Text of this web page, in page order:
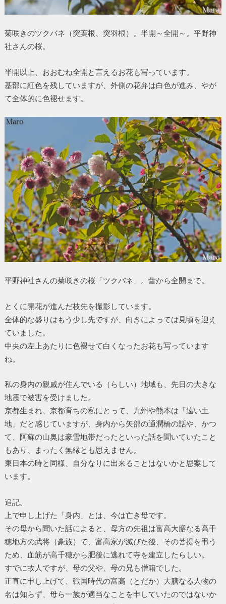
菊咲きのツクバネ（突葉根、突羽根）。半開～全開～。平野神
社さんの桜。
半開以上、おおむね全開と言えるお花も写っています。
基部に紅色を残していますが、外側の花弁は白色が進み、やが
て全体的に色褪せます。
平野神社さんの菊咲きの桜「ツクバネ」。蕾から全開まで。
とくに開花が進んだ枝先を撮影しています。
全体的な盛りはもう少し先ですが、向きによっては見頃を迎え
ていました。
中央の左上あたりに色褪せて白くなったお花も写っています
ね。
私の身内の親戚が住んでいる（らしい）地域も、先日の大きな
地震で被害を受けました。
京都生まれ、京都育ちの私にとって、九州や熊本は「遠い土
地」だと感じていますが、身内から矢部の通潤橋の話や、かつ
て、阿蘇の山奥は豪雪地帯だったといった話を聞いていたこと
もあり、まったく無縁とも思えません。
東日本の時と同様、自分なりに出来ることはないかと思案して
います。
追記。
上で申し上げた「身内」とは、今は亡き母です。
その母から聞いた話によると、母方の先祖は富高大膳なる高千
穂地方の武将（豪族）で、富高家が滅びた後、その菩提を弔う
ため、血筋が高千穂から肥後に逃れて寺を建立したらしい。
すでに故人ですが、母の父や、母の兄も僧籍でした。
正直に申し上げて、戦国時代の富高（とだか）大膳なる人物の
名は知らず、母ら一族が適当なことを申していたのではないか